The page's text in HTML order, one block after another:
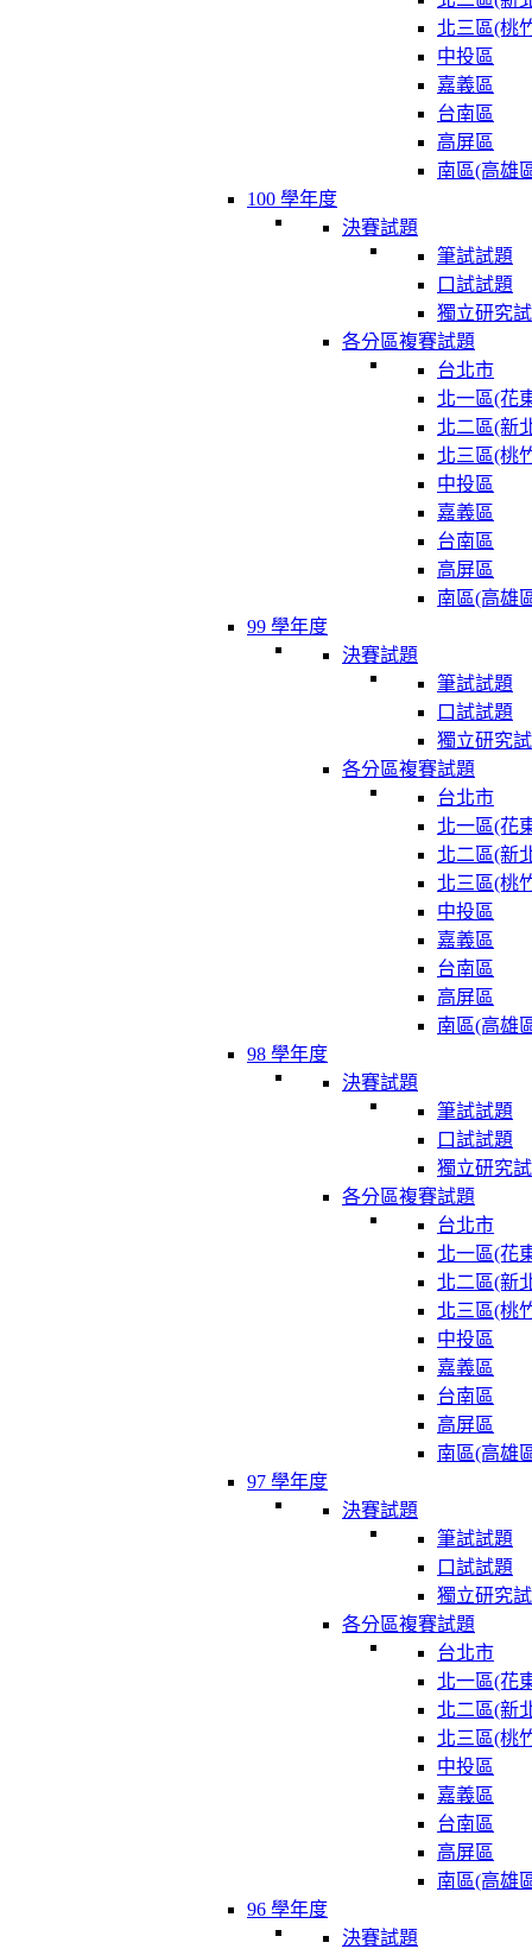
北三區(桃
中投區
嘉義區
台南區
高屏區
南區(高雄
100 學年度
決賽試題
筆試試題
口試試題
獨立研究
各分區複賽試題
台北市
北一區(花
北二區(新
北三區(桃
中投區
嘉義區
台南區
高屏區
南區(高雄
99 學年度
決賽試題
筆試試題
口試試題
獨立研究
各分區複賽試題
台北市
北一區(花
北二區(新
北三區(桃
中投區
嘉義區
台南區
高屏區
南區(高雄
98 學年度
決賽試題
筆試試題
口試試題
獨立研究
各分區複賽試題
台北市
北一區(花
北二區(新
北三區(桃
中投區
嘉義區
台南區
高屏區
南區(高雄
97 學年度
決賽試題
筆試試題
口試試題
獨立研究
各分區複賽試題
台北市
北一區(花
北二區(新
北三區(桃
中投區
嘉義區
台南區
高屏區
南區(高雄
96 學年度
決賽試題